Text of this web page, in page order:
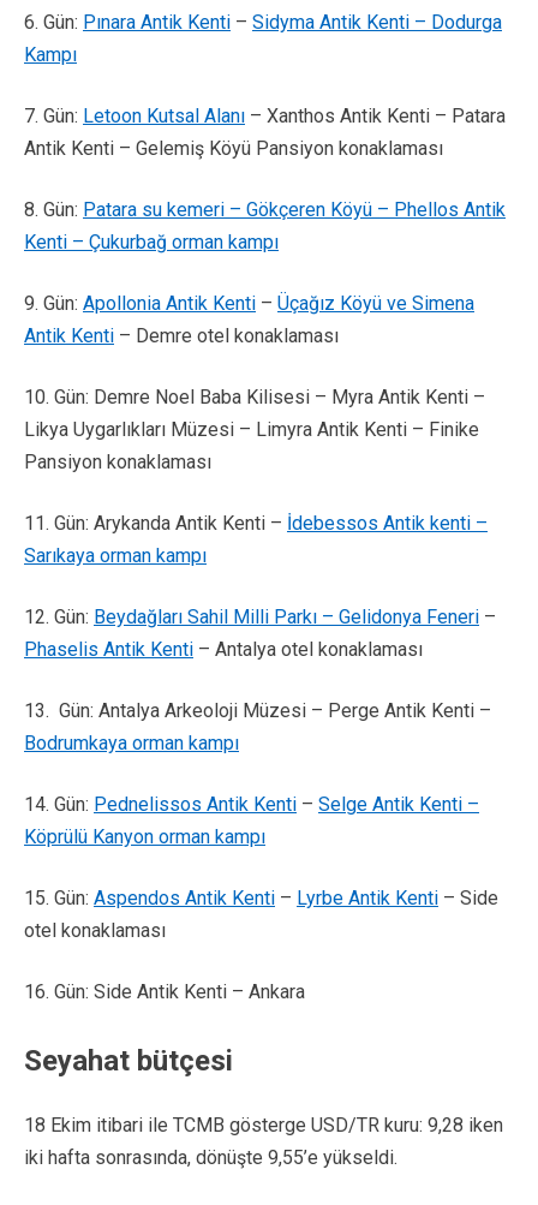
6. Gün: Pınara Antik Kenti – Sidyma Antik Kenti – Dodurga
Kampı
7. Gün: Letoon Kutsal Alanı – Xanthos Antik Kenti – Patara
Antik Kenti – Gelemiş Köyü Pansiyon konaklaması
8. Gün: Patara su kemeri – Gökçeren Köyü – Phellos Antik
Kenti – Çukurbağ orman kampı
9. Gün: Apollonia Antik Kenti – Üçağız Köyü ve Simena
Antik Kenti – Demre otel konaklaması
10. Gün: Demre Noel Baba Kilisesi – Myra Antik Kenti –
Likya Uygarlıkları Müzesi – Limyra Antik Kenti – Finike
Pansiyon konaklaması
11. Gün: Arykanda Antik Kenti – İdebessos Antik kenti –
Sarıkaya orman kampı
12. Gün: Beydağları Sahil Milli Parkı – Gelidonya Feneri –
Phaselis Antik Kenti – Antalya otel konaklaması
13. Gün: Antalya Arkeoloji Müzesi – Perge Antik Kenti –
Bodrumkaya orman kampı
14. Gün: Pednelissos Antik Kenti – Selge Antik Kenti –
Köprülü Kanyon orman kampı
15. Gün: Aspendos Antik Kenti – Lyrbe Antik Kenti – Side
otel konaklaması
16. Gün: Side Antik Kenti – Ankara
Seyahat bütçesi
18 Ekim itibari ile TCMB gösterge USD/TR kuru: 9,28 iken
iki hafta sonrasında, dönüşte 9,55’e yükseldi.